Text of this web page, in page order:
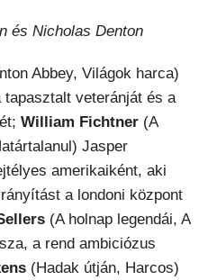
és Nicholas Denton
Abbey, Világok harca)
tapasztalt veteránját és a
William Fichtner (A
Jasper
amerikaiként, aki
a londoni központ
(A holnap legendái, A
a rend ambiciózus
(Hadak útján, Harcos)